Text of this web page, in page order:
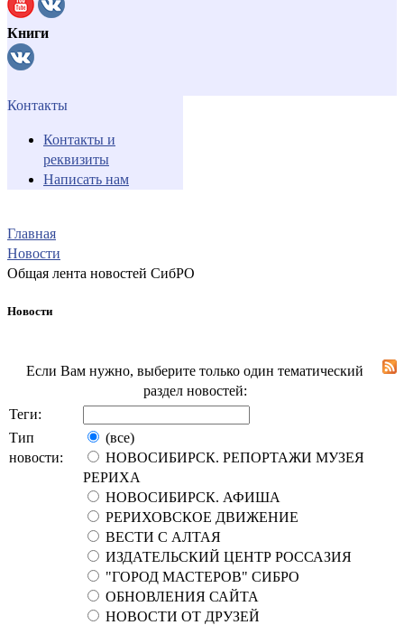
Книги
Контакты
Контакты и
реквизиты
Написать нам
Главная
Новости
Общая лента новостей СибРО
Новости
Если Вам нужно, выберите только один тематический
раздел новостей:
Теги:
Тип
новости:
(все)
НОВОСИБИРСК. РЕПОРТАЖИ МУЗЕЯ
РЕРИХА
НОВОСИБИРСК. АФИША
РЕРИХОВСКОЕ ДВИЖЕНИЕ
ВЕСТИ С АЛТАЯ
ИЗДАТЕЛЬСКИЙ ЦЕНТР РОССАЗИЯ
"ГОРОД МАСТЕРОВ" СИБРО
ОБНОВЛЕНИЯ САЙТА
НОВОСТИ ОТ ДРУЗЕЙ